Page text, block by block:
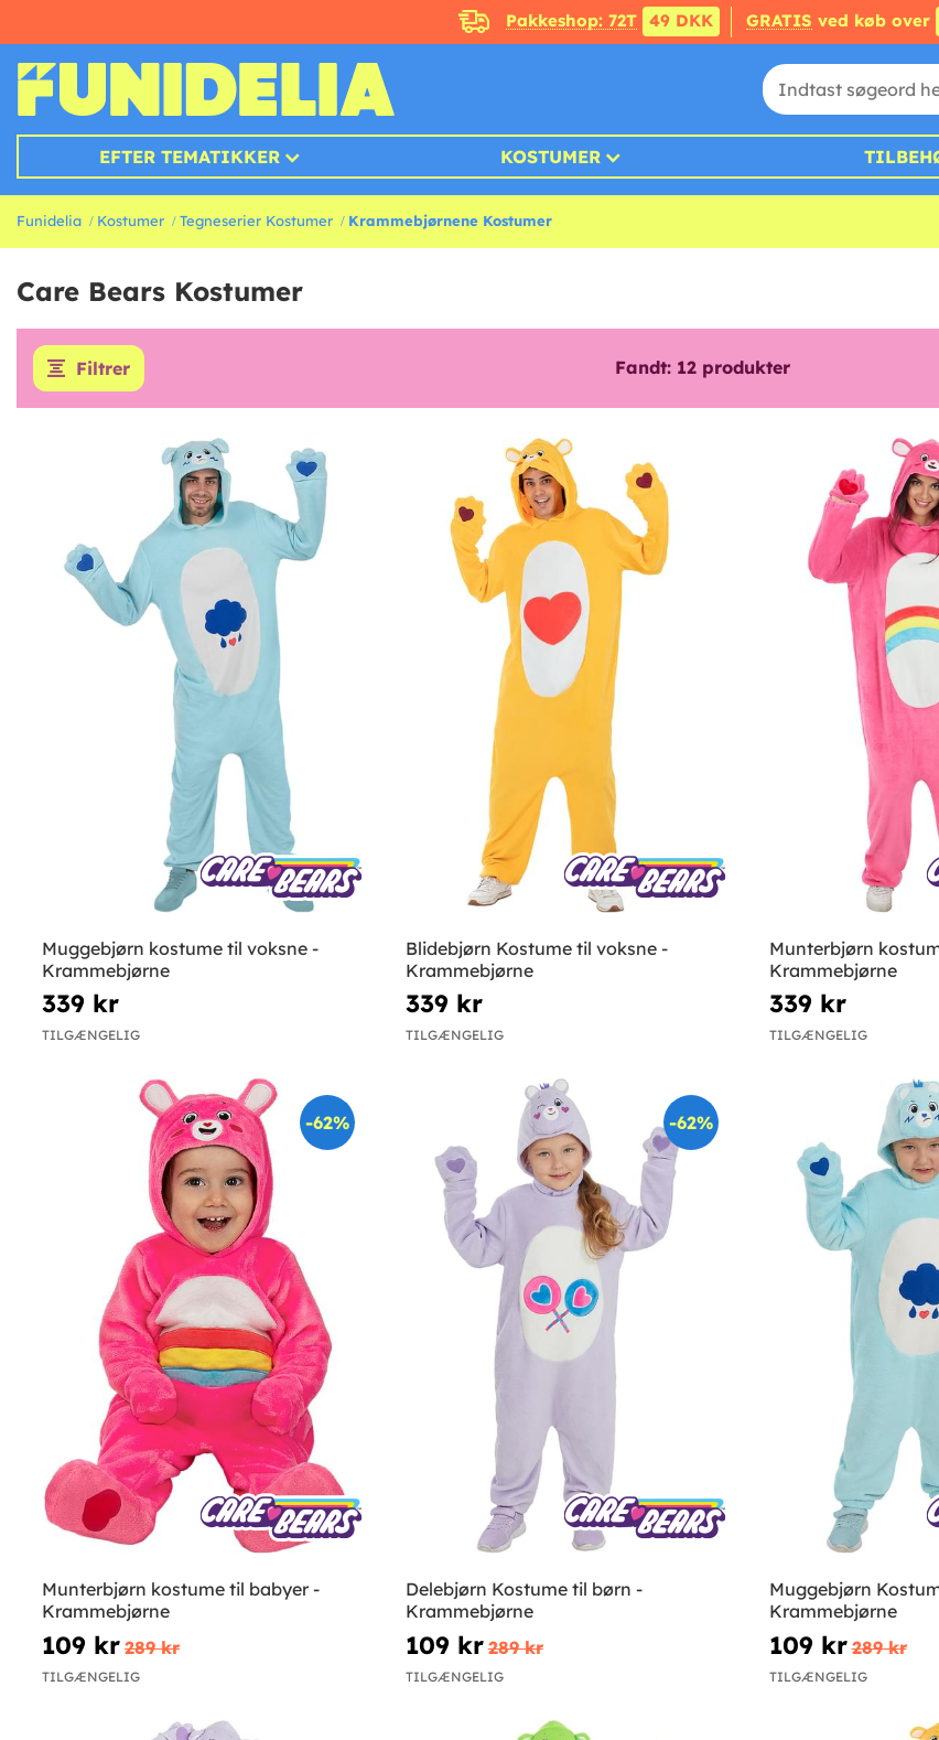
Pakkeshop: 72T 49 DKK GRATIS ved køb over
EFTER TEMATIKKER KOSTUMER
Funidelia Kostumer Tegneserier Kostumer Krammebjørnene Kostumer
Care Bears Kostumer
Filtrer Fandt: 12 produkter
Muggebjørn kostume til voksne -
Krammebjørne
339 kr
TILGÆNGELIG
Blidebjørn Kostume til voksne -
Krammebjørne
339 kr
TILGÆNGELIG
Munterbjørn
Krammebjørne
339 kr
TILGÆNGELIG
-62%
Munterbjørn kostume til babyer -
Krammebjørne
109 kr 289 kr
TILGÆNGELIG
-62%
Delebjørn Kostume til børn -
Krammebjørne
109 kr 289 kr
TILGÆNGELIG
Muggebjørn
Krammebjørne
109 kr 289 kr
TILGÆNGELIG